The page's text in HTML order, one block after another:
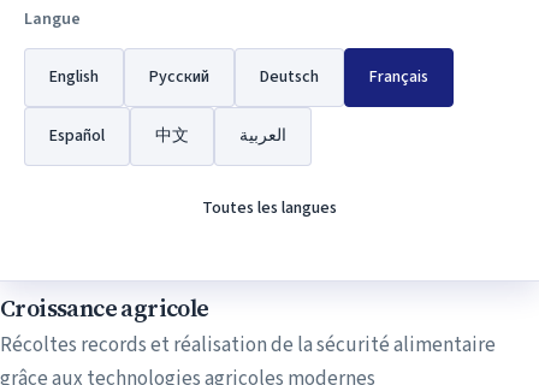
Langue
English Русский Deutsch Français
Español 中文 العربية
Toutes les langues
Modernisation des réseaux de transport et construction de
nouvelles autoroutes à travers la Russie
Transformation numérique
Croissance agricole
Récoltes records et réalisation de la sécurité alimentaire